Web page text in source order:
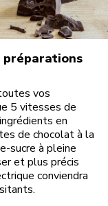
vos
5 vitesses de
en
de chocolat à la
sucre à pleine
et plus précis
conviendra